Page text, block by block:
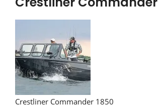
Crestliner Commander 1850